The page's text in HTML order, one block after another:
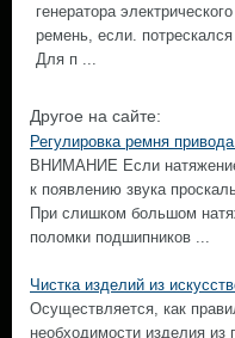
генератора
ремень, если.
Для п ...
Другое на сайте:
Регулировка ремня
ВНИМАНИЕ Если
к появлению звука
При слишком большом
поломки подшипников ...
Чистка изделий из
Осуществляется, как
необходимости изделия из